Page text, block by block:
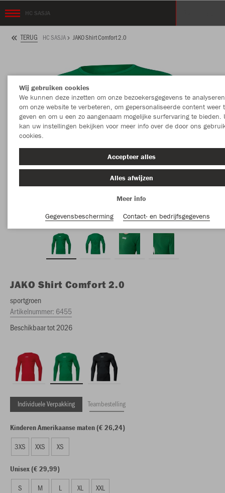
HC SASJA
TERUG HC SASJA JAKO Shirt Comfort 2.0
JAKO Shirt Comfort 2.0
sportgroen
Artikelnummer: 6455
Beschikbaar tot 2026
Individuele Verpakking Teambestelling
Kinderen Amerikaanse maten (€ 26,24)
3XS XXS XS
Unisex (€ 29,99)
S M L XL XXL
Wij gebruiken cookies
We kunnen deze inzetten om onze bezoekersgegevens te
om onze website te verbeteren, om gepersonaliseerde content weer
geven en om u een zo aangenaam mogelijke surfervaring te bieden.
kan uw instellingen bekijken voor meer info over de door ons
cookies.
Accepteer alles
Alles afwijzen
Meer info
Gegevensbescherming
Contact- en bedrijfsgegevens